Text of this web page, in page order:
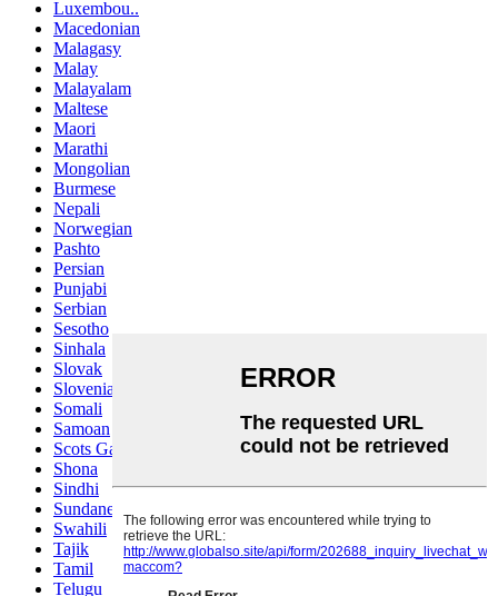
Luxembou..
Macedonian
Malagasy
Malay
Malayalam
Maltese
Maori
Marathi
Mongolian
Burmese
Nepali
Norwegian
Pashto
Persian
Punjabi
Serbian
Sesotho
Sinhala
Slovak
Slovenian
Somali
Samoan
Scots Gaelic
Shona
Sindhi
Sundanese
Swahili
Tajik
Tamil
Telugu